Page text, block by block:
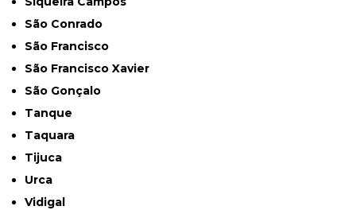
São Conrado
São Francisco
São Francisco Xavier
São Gonçalo
Tanque
Taquara
Tijuca
Urca
Vidigal